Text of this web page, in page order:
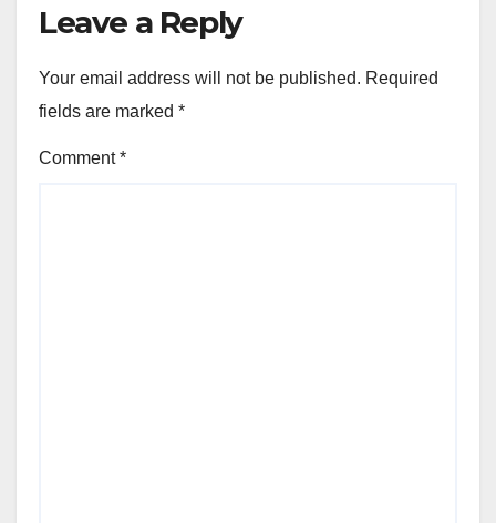
Leave a Reply
Your email address will not be published. Required
fields are marked *
Comment*